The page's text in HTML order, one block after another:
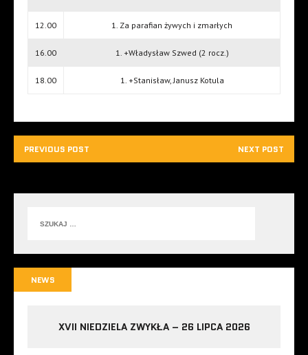
12.00 1. Za parafian żywych i zmarłych
16.00 1. +Władysław Szwed (2 rocz.)
18.00 1. +Stanisław, Janusz Kotula
PREVIOUS POST NEXT POST
NEWS
XVII NIEDZIELA ZWYKŁA – 26 LIPCA 2026